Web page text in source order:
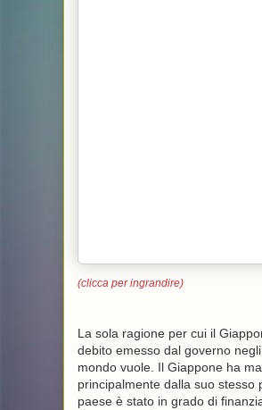
(clicca per ingrandire)
La sola ragione per cui il
debito emesso dal governo
mondo vuole. Il Giappone ha
principalmente dalla suo stesso
paese è stato in grado di